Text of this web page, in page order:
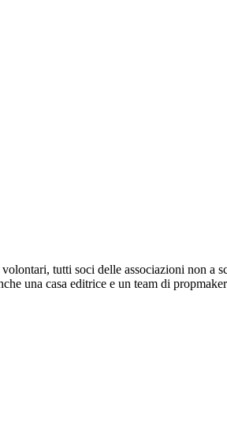
tutti soci delle associazioni non
una casa editrice e un team di